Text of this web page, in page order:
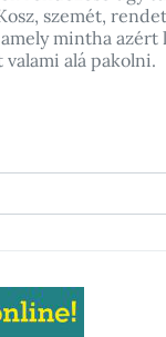
szemét,
mintha azért
valami alá pakolni.